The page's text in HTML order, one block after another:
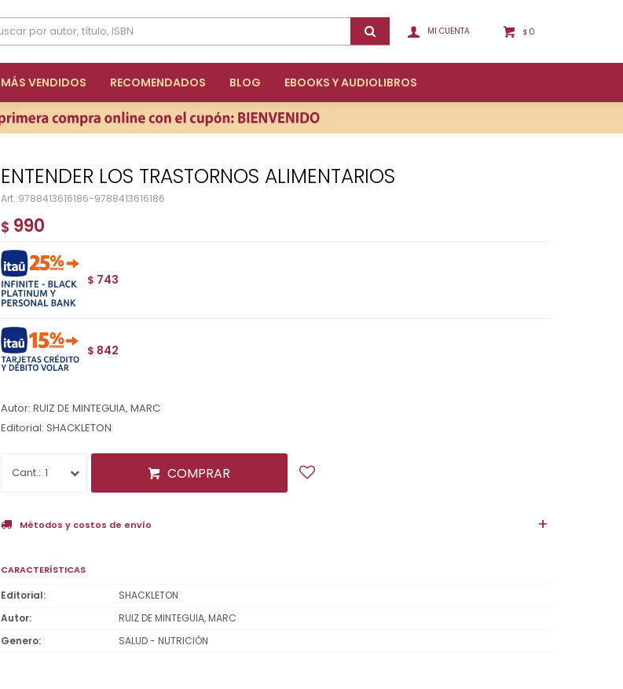
MÁS VENDIDOS RECOMENDADOS BLOG EBOOKS Y AUDIOLIBROS
$ 0
ENTENDER LOS TRASTORNOS ALIMENTARIOS
9788413616186-9788413616186
$ 990
$ 743
$ 842
Autor: RUIZ DE MINTEGUIA, MARC
Editorial: SHACKLETON
1 COMPRAR
Métodos y costos de envío
CARACTERÍSTICAS
Editorial
SHACKLETON
Autor
RUIZ DE MINTEGUIA, MARC
Genero
SALUD - NUTRICIÓN